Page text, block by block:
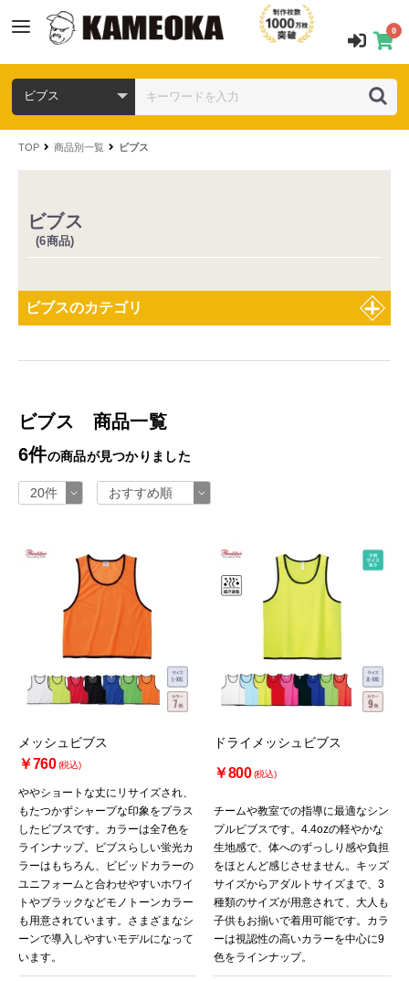
0
TOP 商品別一覧 ビブス
ビブス
(6商品)
ビブスのカテゴリ
ビブス 商品一覧
6件の商品が見つかりました
メッシュビブス
￥760 (税込)
ややショートな丈にリサイズされ、
もたつかずシャープな印象をプラス
したビブスです。カラーは全7色を
ラインナップ。ビブスらしい蛍光カ
ラーはもちろん、ビビッドカラーの
ユニフォームと合わせやすいホワイ
トやブラックなどモノトーンカラー
も用意されています。さまざまなシ
ーンで導入しやすいモデルになって
います。
ドライメッシュビブス
￥800 (税込)
チームや教室での指導に最適なシン
プルビブスです。4.4ozの軽やかな
生地感で、体へのずっしり感や負担
をほとんど感じさせません。キッズ
サイズからアダルトサイズまで、3
種類のサイズが用意されて、大人も
子供もお揃いで着用可能です。カラ
ーは視認性の高いカラーを中心に9
色をラインナップ。